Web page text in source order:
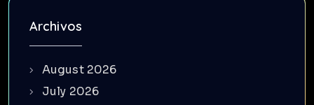
Archivos
August 2026
July 2026